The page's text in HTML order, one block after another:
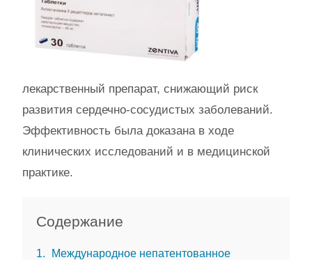
лекарственный препарат, снижающий риск
развития сердечно-сосудистых заболеваний.
Эффективность была доказана в ходе
клинических исследований и в медицинской
практике.
Содержание
1
Международное непатентованное